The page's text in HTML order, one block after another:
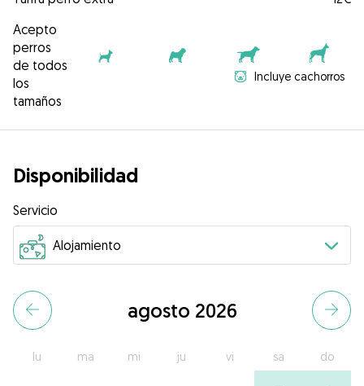
Acepto
perros
de todos
los
tamaños
Incluye cachorros
Disponibilidad
Servicio
agosto 2026
lu ma mi ju vi sa do